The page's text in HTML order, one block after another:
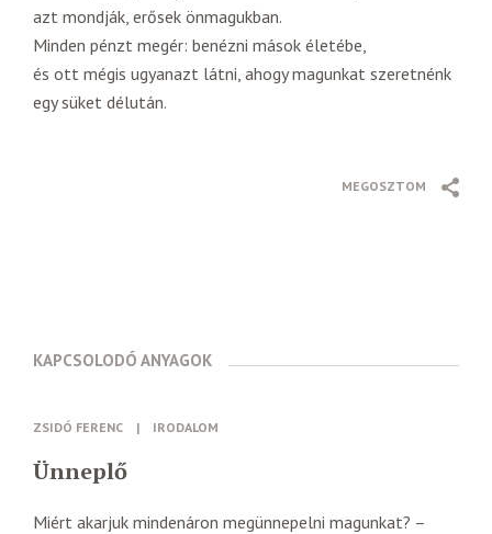
azt mondják, erősek önmagukban.
Minden pénzt megér: benézni mások életébe,
és ott mégis ugyanazt látni, ahogy magunkat szeretnénk
egy süket délután.
MEGOSZTOM
KAPCSOLODÓ ANYAGOK
ZSIDÓ FERENC | IRODALOM
Ünneplő
Miért akarjuk mindenáron megünnepelni magunkat? –